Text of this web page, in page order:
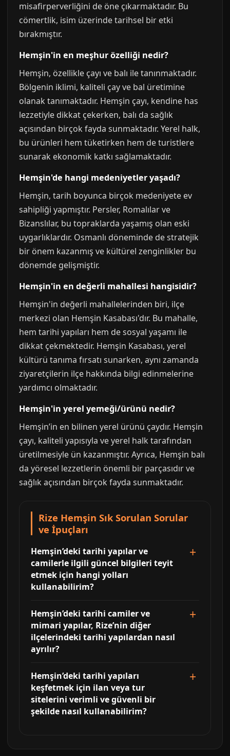
misafirperverliğini de öne çıkarmaktadır. Bu
cömertlik, isim üzerinde tarihsel bir etki
bırakmıştır.
Hemşin'in en meşhur özelliği nedir?
Hemşin, özellikle çayı ve balı ile tanınmaktadır.
Bölgenin iklimi, kaliteli çay ve bal üretimine
olanak tanımaktadır. Hemşin çayı, kendine has
lezzetiyle dikkat çekerken, balı da sağlık
açısından birçok fayda sunmaktadır. Yerel halk,
bu ürünleri hem tüketirken hem de turistlere
sunarak ekonomik katkı sağlamaktadır.
Hemşin'de hangi medeniyetler yaşadı?
Hemşin, tarih boyunca birçok medeniyete ev
sahipliği yapmıştır. Persler, Romalılar ve
Bizanslılar, bu topraklarda yaşamış olan eski
uygarlıklardır. Osmanlı döneminde de stratejik
bir önem kazanmış ve kültürel zenginlikler bu
dönemde gelişmiştir.
Hemşin'in en değerli mahallesi hangisidir?
Hemşin'in değerli mahallelerinden biri, ilçe
merkezi olan Hemşin Kasabası'dır. Bu mahalle,
hem tarihi yapıları hem de sosyal yaşamı ile
dikkat çekmektedir. Hemşin Kasabası, yerel
kültürü tanıma fırsatı sunarken, aynı zamanda
ziyaretçilerin ilçe hakkında bilgi edinmelerine
yardımcı olmaktadır.
Hemşin'in yerel yemeği/ürünü nedir?
Hemşin’in en bilinen yerel ürünü çaydır. Hemşin
çayı, kaliteli yapısıyla ve yerel halk tarafından
üretilmesiyle ün kazanmıştır. Ayrıca, Hemşin balı
da yöresel lezzetlerin önemli bir parçasıdır ve
sağlık açısından birçok fayda sunmaktadır.
Rize Hemşin Sık Sorulan Sorular
ve İpuçları
Hemşin’deki tarihi yapılar ve
camilerle ilgili güncel bilgileri teyit
etmek için hangi yolları
kullanabilirim?
Hemşin’deki tarihi camiler ve
mimari yapılar, Rize’nin diğer
ilçelerindeki tarihi yapılardan nasıl
ayrılır?
Hemşin’deki tarihi yapıları
keşfetmek için ilan veya tur
sitelerini verimli ve güvenli bir
şekilde nasıl kullanabilirim?